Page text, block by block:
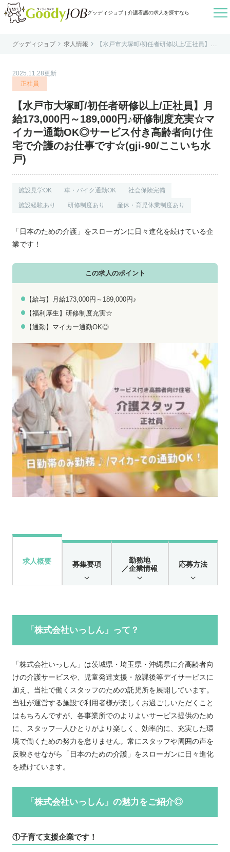
グッディジョブ | 介護看護の求人を探すなら 
はじめての方へ
個人情報保護方針
利用規約
お知らせ
お電話でのお問い合わせ
0800-555-1109
メールでのお問い合わせ
無料お仕事相談
グッディジョブ  求人情報 
【水戸市大塚町/初任者研修以上/正社員】月
2025.11.28更新
正社員
【水戸市大塚町/初任者研修以上/正社員】月
給173,000円～189,000円♪研修制度充実☆マ
イカー通勤OK◎サービス付き高齢者向け住
宅で介護のお仕事です☆(gji-90/ここいち水
戸)
施設見学OK 車・バイク通勤OK 社会保険完備
施設経験あり 研修制度あり 産休・育児休業制度あり
「日本のための介護」をスローガンに日々進化を続けている企
業です！
この求人のポイント
【給与】月給173,000円～189,000円♪
【福利厚生】研修制度充実☆
【通勤】マイカー通勤OK◎
求人概要 募集要項
勤務地
／企業情報
応募方法
「株式会社いっしん」って？
「株式会社いっしん」は茨城県・埼玉県・沖縄県に介高齢者向
けの介護サービスや、児童発達支援・放課後等デイサービスに
加え、当社で働くスタッフのための託児所を展開しています。
当社が運営する施設で利用者様が楽しくお過ごしいただくこと
はもちろんですが、各事業所でのよりよいサービス提供のため
に、スタッフ一人ひとりがより楽しく、効率的に、充実した環
境で働くための努力を怠りません。常にスタッフや周囲の声を
反映させながら「日本のための介護」をスローガンに日々進化
を続けています。
「株式会社いっしん」の魅力をご紹介◎
①子育て支援企業です！